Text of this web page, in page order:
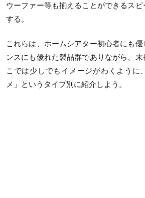
ウーファー等も揃えることができるス
する。
これらは、ホームシアター初心者にも
ンスにも優れた製品群でありながら、末
こでは少しでもイメージがわくように
メ」というタイプ別に紹介しよう。